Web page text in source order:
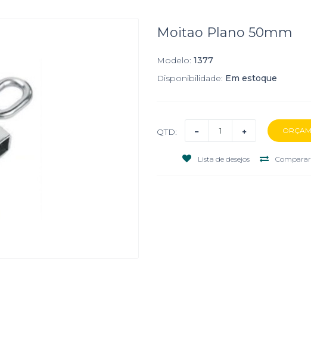
Moitao Plano 50mm
Modelo: 1377
Disponibilidade: Em estoque
QTD:
Lista de desejos Comparar